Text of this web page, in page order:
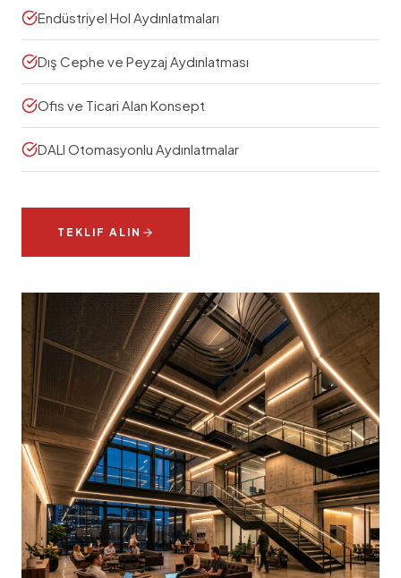
Endüstriyel Hol Aydınlatmaları
Dış Cephe ve Peyzaj Aydınlatması
Ofis ve Ticari Alan Konsept
DALI Otomasyonlu Aydınlatmalar
TEKLIF ALIN